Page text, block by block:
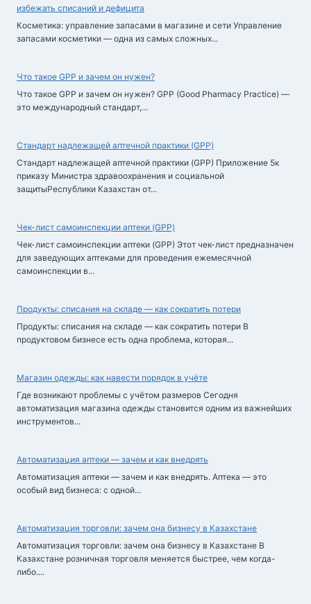
избежать списаний и дефицита
Косметика: управление запасами в магазине и сети Управление
запасами косметики — одна из самых сложных...
Что такое GPP и зачем он нужен?
Что такое GPP и зачем он нужен? GPP (Good Pharmacy Practice) —
это международный стандарт,...
Стандарт надлежащей аптечной практики (GPP)
Стандарт надлежащей аптечной практики (GPP) Приложение 5к
приказу Министра здравоохранения и социальной
защитыРеспублики Казахстан от...
Чек-лист самоинспекции аптеки (GPP)
Чек-лист самоинспекции аптеки (GPP) Этот чек-лист предназначен
для заведующих аптеками для проведения ежемесячной
самоинспекции в...
Продукты: списания на складе — как сократить потери
Продукты: списания на складе — как сократить потери В
продуктовом бизнесе есть одна проблема, которая...
Магазин одежды: как навести порядок в учёте
Где возникают проблемы с учётом размеров Сегодня
автоматизация магазина одежды становится одним из важнейших
инструментов...
Автоматизация аптеки — зачем и как внедрять
Автоматизация аптеки — зачем и как внедрять. Аптека — это
особый вид бизнеса: с одной...
Автоматизация торговли: зачем она бизнесу в Казахстане
Автоматизация торговли: зачем она бизнесу в Казахстане В
Казахстане розничная торговля меняется быстрее, чем когда-
либо....